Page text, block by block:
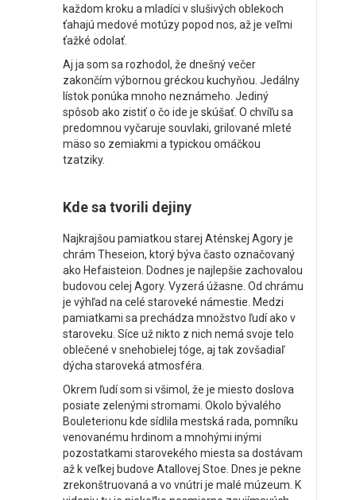
každom kroku a mladíci v slušivých oblekoch
ťahajú medové motúzy popod nos, až je veľmi
ťažké odolať.
Aj ja som sa rozhodol, že dnešný večer
zakončím výbornou gréckou kuchyňou. Jedálny
lístok ponúka mnoho neznámeho. Jediný
spôsob ako zistiť o čo ide je skúšať. O chvíľu sa
predomnou vyčaruje souvlaki, grilované mleté
mäso so zemiakmi a typickou omáčkou
tzatziky.
Kde sa tvorili dejiny
Najkrajšou pamiatkou starej Aténskej Agory je
chrám Theseion, ktorý býva často označovaný
ako Hefaisteion. Dodnes je najlepšie zachovalou
budovou celej Agory. Vyzerá úžasne. Od chrámu
je výhľad na celé staroveké námestie. Medzi
pamiatkami sa prechádza množstvo ľudí ako v
staroveku. Síce už nikto z nich nemá svoje telo
oblečené v snehobielej tóge, aj tak zovšadiaľ
dýcha staroveká atmosféra.
Okrem ľudí som si všimol, že je miesto doslova
posiate zelenými stromami. Okolo bývalého
Bouleterionu kde sídlila mestská rada, pomníku
venovanému hrdinom a mnohými inými
pozostatkami starovekého miesta sa dostávam
až k veľkej budove Atallovej Stoe. Dnes je pekne
zrekonštruovaná a vo vnútri je malé múzeum. K